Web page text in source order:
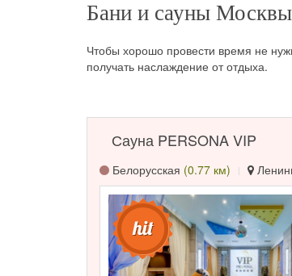
Бани и сауны
Чтобы хорошо провести время не
получать наслаждение от отдыха.
Сауна PERSONA VIP
Белорусская (0.77 км)